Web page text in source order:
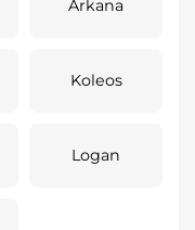
Arkana
Koleos
Logan